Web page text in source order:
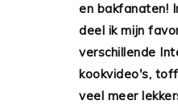
en bakfanaten!
deel ik mijn
verschillende
kookvideo's,
veel meer